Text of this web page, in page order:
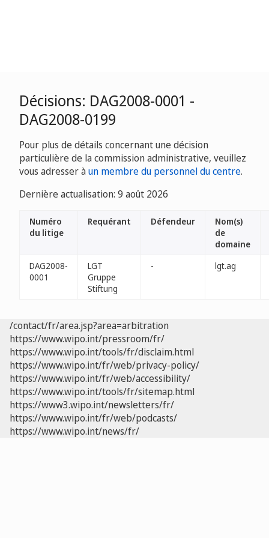
Décisions: DAG2008-0001 -
DAG2008-0199
Pour plus de détails concernant une décision
particulière de la commission administrative, veuillez
vous adresser àun membre du personnel du centre.
Dernière actualisation: 9 août 2026
Numéro
du litige
Requérant Défendeur
Nom(s)
de
domaine
DAG2008-
0001
LGT
Gruppe
Stiftung
- lgt.ag
/contact/fr/area.jsp?area=arbitration
https://www.wipo.int/pressroom/fr/
https://www.wipo.int/tools/fr/disclaim.html
https://www.wipo.int/fr/web/privacy-policy/
https://www.wipo.int/fr/web/accessibility/
https://www.wipo.int/tools/fr/sitemap.html
https://www3.wipo.int/newsletters/fr/
https://www.wipo.int/fr/web/podcasts/
https://www.wipo.int/news/fr/